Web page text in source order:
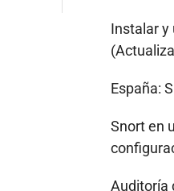
Instalar y
España:
Snort en
Auditoría